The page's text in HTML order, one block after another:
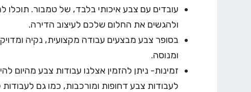
עובדים עם צבע איכותי בלבד, של טמבור. תוכלו
ולהגשים את החלום שלכם לעיצוב הדירה.
בסופר צבע מבצעים עבודה מקצועית, נקיה
ומנוסה.
זמינות- ניתן להזמין אצלנו עבודות צבע מהיום
לעבודות צבע דחופות ומורכבות, כמו גם